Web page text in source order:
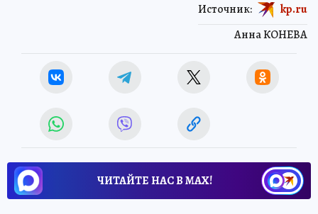
Анна КОНЕВА
Источник: kp.ru
ЧИТАЙТЕ НАС В МАХ!